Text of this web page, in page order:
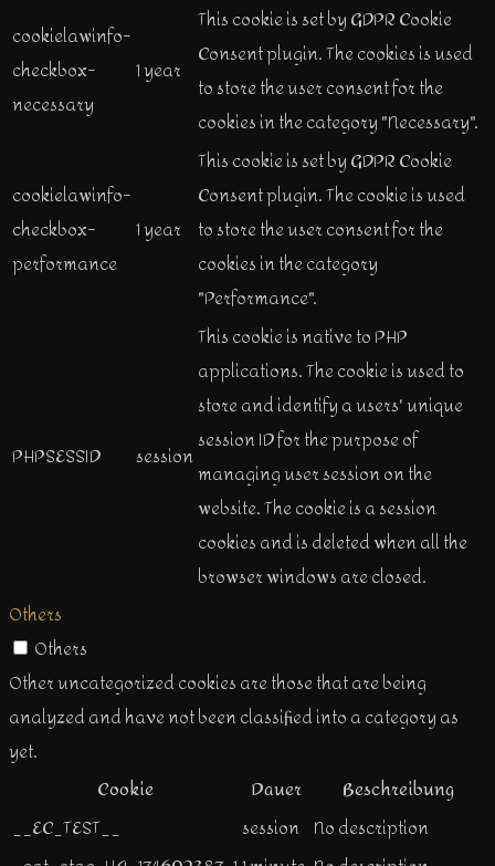
cookielawinfo-
checkbox-
necessary
1 year
This cookie is set by GDPR Cookie
Consent plugin. The cookies is used
to store the user consent for the
cookies in the category "Necessary".
cookielawinfo-
checkbox-
performance
1 year
This cookie is set by GDPR Cookie
Consent plugin. The cookie is used
to store the user consent for the
cookies in the category
"Performance".
PHPSESSID session
This cookie is native to PHP
applications. The cookie is used to
store and identify a users' unique
session ID for the purpose of
managing user session on the
website. The cookie is a session
cookies and is deleted when all the
browser windows are closed.
Others
Others
Other uncategorized cookies are those that are being
analyzed and have not been classified into a category as
yet.
Cookie
Dauer
Beschreibung
__EC_TEST__
session No description